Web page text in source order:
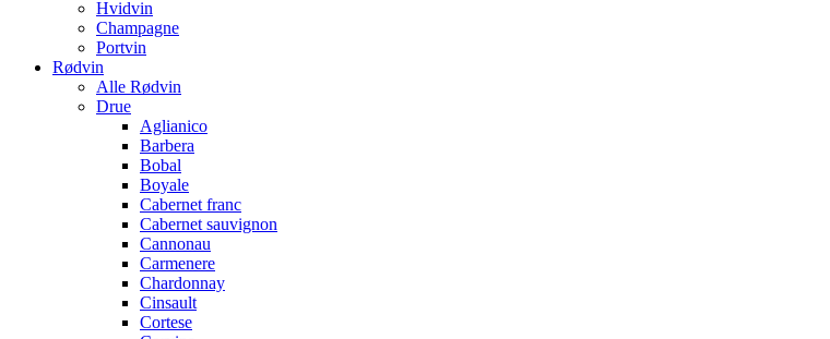
Hvidvin
Champagne
Portvin
Rødvin
Alle Rødvin
Drue
Aglianico
Barbera
Bobal
Boyale
Cabernet franc
Cabernet sauvignon
Cannonau
Carmenere
Chardonnay
Cinsault
Cortese